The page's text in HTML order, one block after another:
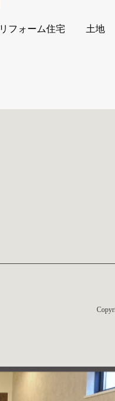
リフォーム住宅 土地